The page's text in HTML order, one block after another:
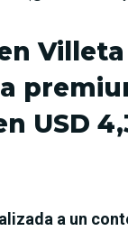
Villeta
USD
a un